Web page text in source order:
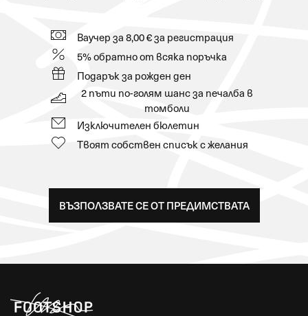
Ваучер за 8,00 € за регистрация
5% обратно от всяка поръчка
Подарък за рожден ден
2 пъти по-голям шанс за печалба в
томболи
Изключителен бюлетин
Твоят собствен списък с желания
ВЪЗПОЛЗВАТЕ СЕ ОТ ПРЕДИМСТВАТА